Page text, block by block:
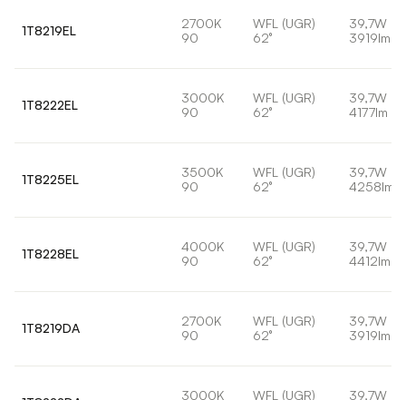
1T8219EL
2700K
90
WFL (UGR)
62°
39,7W
3919lm
1T8222EL
3000K
90
WFL (UGR)
62°
39,7W
4177lm
1T8225EL
3500K
90
WFL (UGR)
62°
39,7W
4258lm
1T8228EL
4000K
90
WFL (UGR)
62°
39,7W
4412lm
1T8219DA
2700K
90
WFL (UGR)
62°
39,7W
3919lm
3000K WFL (UGR) 39,7W